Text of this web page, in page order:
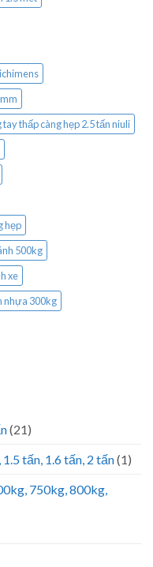
tay thấp càng hẹp 2.5 tấn niuli
hẹp
500kg
xe
nhựa 300kg
(21)
tấn, 1.6 tấn, 2 tấn(1)
750kg, 800kg,